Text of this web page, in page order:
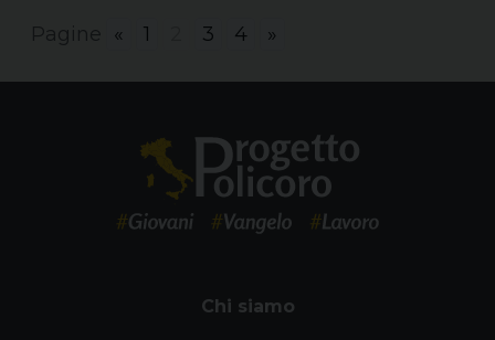
Pagine « 1 3 4 »
Chi siamo